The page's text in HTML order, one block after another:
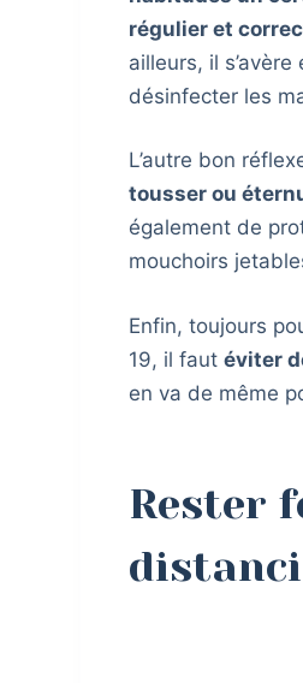
régulier et
ailleurs, il
désinfecter les
L’autre bon
tousser ou
également de
mouchoirs
Enfin, toujours
19, il fautéviter
en va de même
Rester